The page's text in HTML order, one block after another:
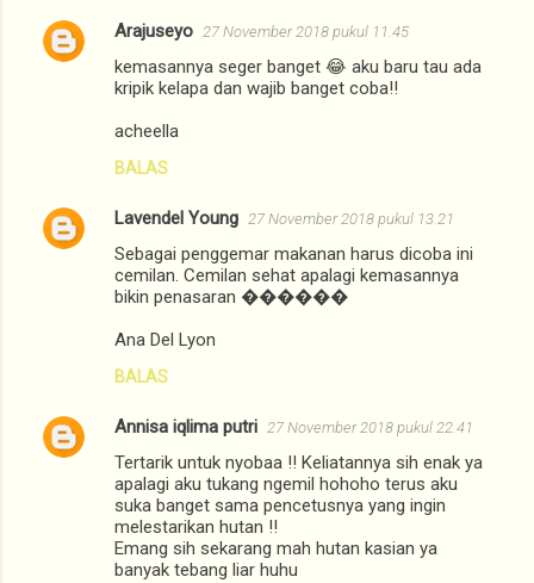
Arajuseyo 27 November 2018 pukul 11.45
kemasannya seger banget 😂 aku baru tau ada
kripik kelapa dan wajib banget coba!!
acheella
BALAS
Lavendel Young 27 November 2018 pukul 13.21
Sebagai penggemar makanan harus dicoba ini
cemilan. Cemilan sehat apalagi kemasannya
bikin penasaran ������
Ana Del Lyon
BALAS
Annisa iqlima putri 27 November 2018 pukul 22.41
Tertarik untuk nyobaa !! Keliatannya sih enak ya
apalagi aku tukang ngemil hohoho terus aku
suka banget sama pencetusnya yang ingin
melestarikan hutan !!
Emang sih sekarang mah hutan kasian ya
banyak tebang liar huhu